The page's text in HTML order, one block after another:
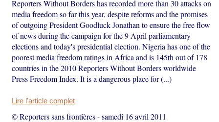
Reporters Without Borders has recorded more than 30 attacks on
media freedom so far this year, despite reforms and the promises
of outgoing President Goodluck Jonathan to ensure the free flow
of news during the campaign for the 9 April parliamentary
elections and today's presidential election. Nigeria has one of the
poorest media freedom ratings in Africa and is 145th out of 178
countries in the 2010 Reporters Without Borders worldwide
Press Freedom Index. It is a dangerous place for (...)
Lire l'article complet
© Reporters sans frontières-samedi 16 avril 2011